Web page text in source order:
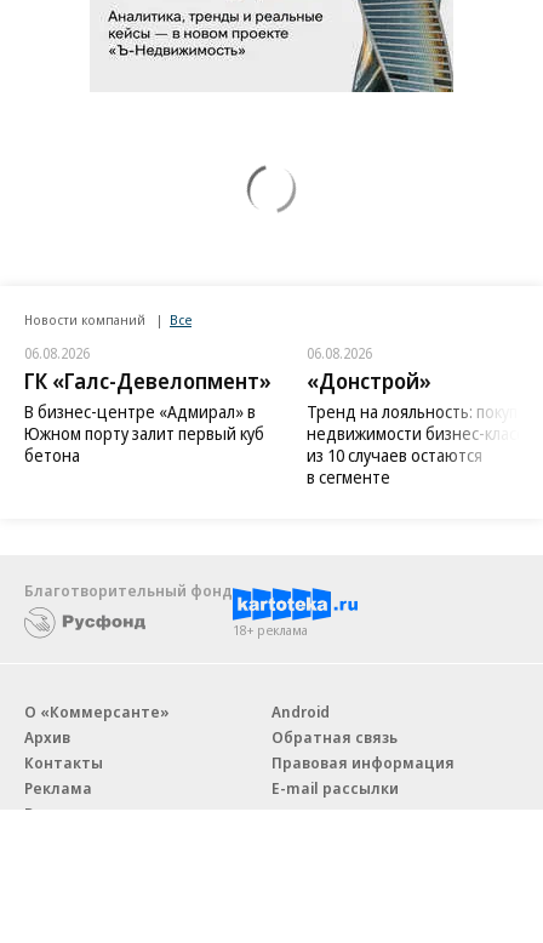
Новости компаний Все
06.08.2026
ГК «Галс-Девелопмент»
В бизнес-центре «Адмирал» в
Южном порту залит первый куб
бетона
06.08.2026
«Донстрой»
Тренд на лояльность:
недвижимости бизнес-класса
из 10 случаев остаются
в сегменте
Благотворительный фонд
18+ реклама
О «Коммерсанте»
Архив
Контакты
Реклама
Вакансии
Android
Обратная связь
Правовая информация
E-mail рассылки